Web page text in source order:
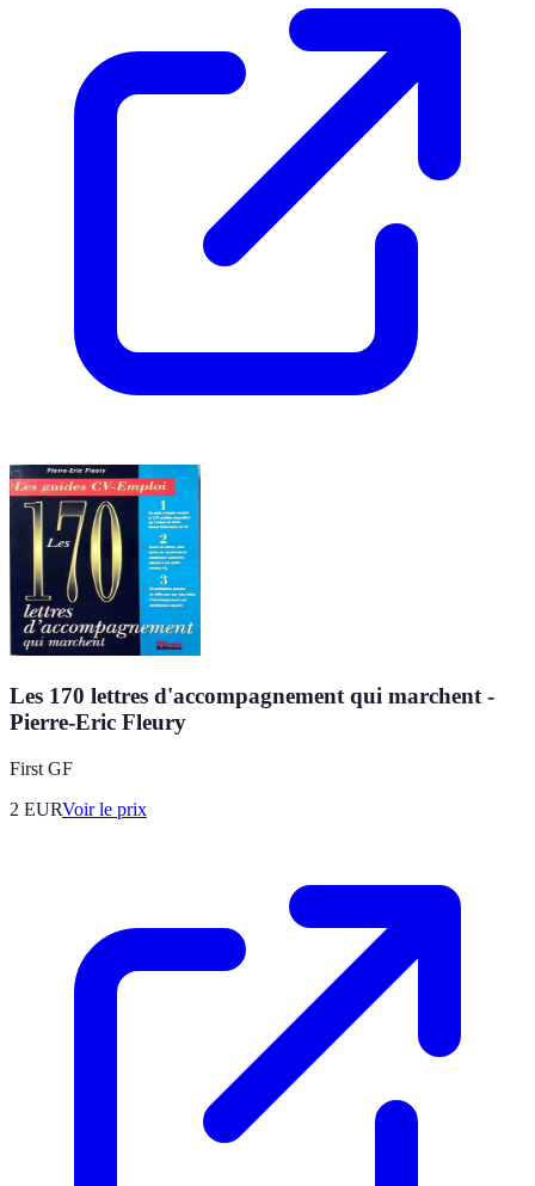
Les 170 lettres d'accompagnement qui marchent -
Pierre-Eric Fleury
First GF
2 EURVoir le prix